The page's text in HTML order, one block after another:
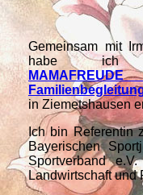
Gemeinsam mit
habe ich
in Ziemetshausen
Ich bin Referentin
Bayerischen
Sportverband
Landwirtschaft und